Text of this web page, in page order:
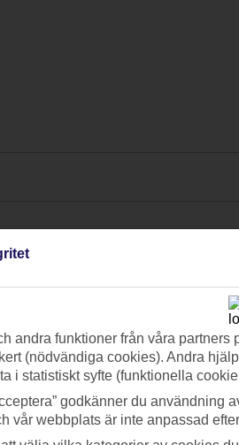
andra funktioner från våra
(nödvändiga cookies). Andra
i statistiskt syfte (funktionella
godkänner du användning
vår webbplats är inte anpassad